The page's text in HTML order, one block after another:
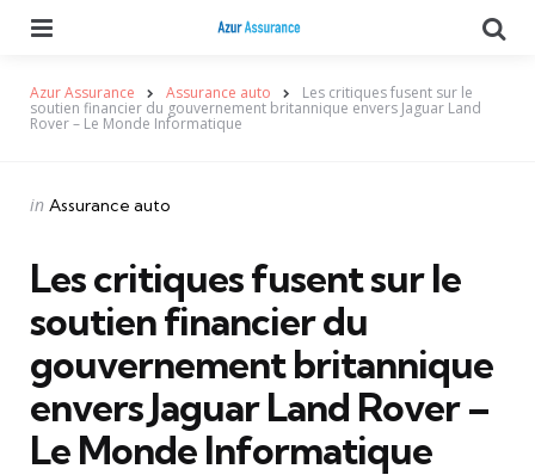
Azur Assurance Assurance auto Les critiques fusent sur le
soutien financier du gouvernement britannique envers Jaguar Land
Rover – Le Monde Informatique
Categories
Posted
in Assurance auto
Les critiques fusent sur le
soutien financier du
gouvernement britannique
envers Jaguar Land Rover –
Le Monde Informatique